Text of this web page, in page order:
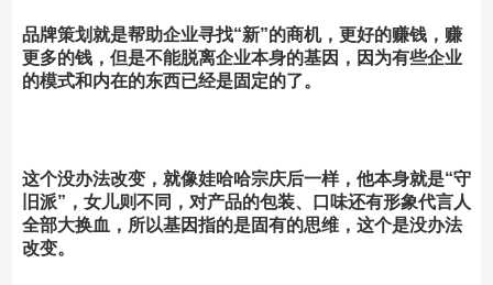
品牌策划就是帮助企业寻找“新”的商机，更好的赚钱，赚
更多的钱，但是不能脱离企业本身的基因，因为有些企业
的模式和内在的东西已经是固定的了。
这个没办法改变，就像娃哈哈宗庆后一样，他本身就是“守
旧派”，女儿则不同，对产品的包装、口味还有形象代言人
全部大换血，所以基因指的是固有的思维，这个是没办法
改变。